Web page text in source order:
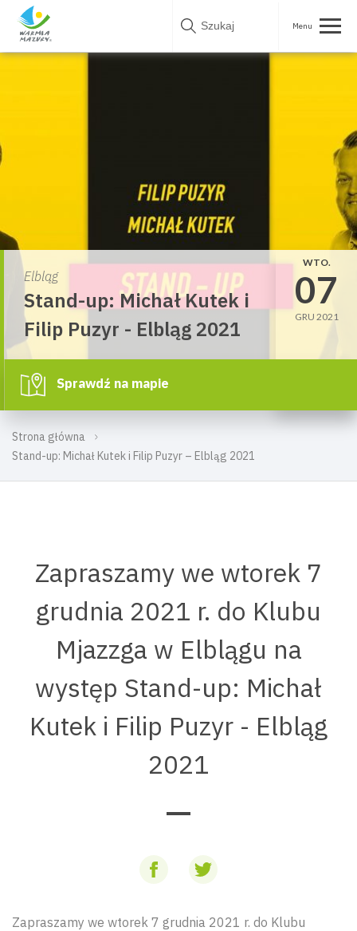
Skip
Strona główna
Stand-up: Michał Kutek i Filip Puzyr – Elbląg 2021
Elbląg
Stand-up: Michał Kutek i
Filip Puzyr - Elbląg 2021
WTO.
07
GRU 2021
Sprawdź na mapie
Zapraszamy we wtorek 7
grudnia 2021 r. do Klubu
Mjazzga w Elblągu na
występ Stand-up: Michał
Kutek i Filip Puzyr - Elbląg
2021
Zapraszamy we wtorek 7 grudnia 2021 r. do Klubu